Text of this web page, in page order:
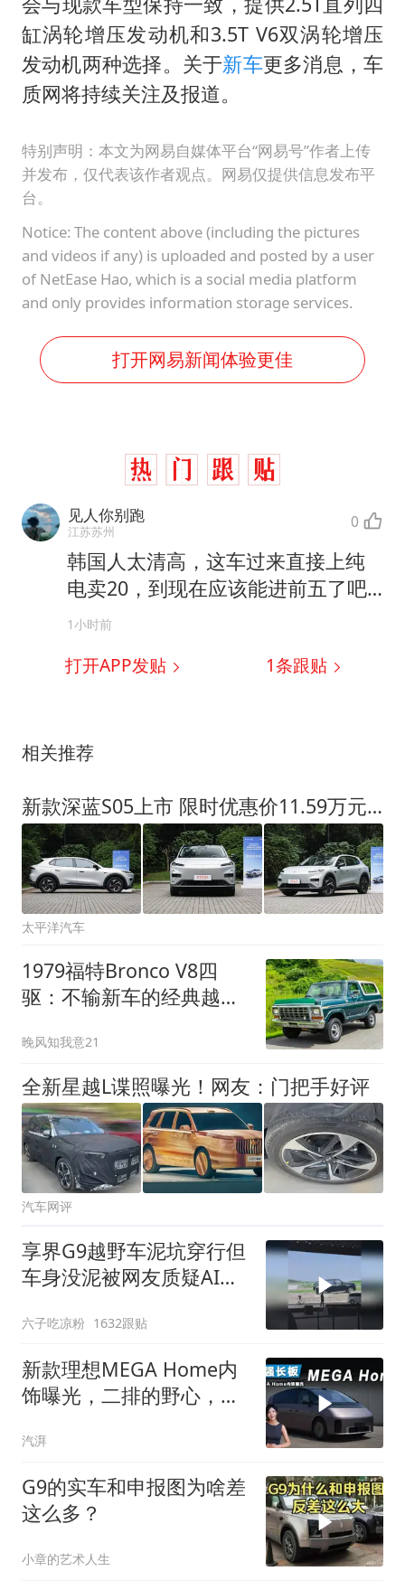
缸涡轮增压发动机和3.5T V6双涡轮增压
发动机两种选择。关于新车更多消息，车
质网将持续关注及报道。
特别声明：本文为网易自媒体平台“网易号”作者上传
并发布，仅代表该作者观点。网易仅提供信息发布平
台。
Notice: The content above (including the pictures
and videos if any) is uploaded and posted by a user
of NetEase Hao, which is a social media platform
and only provides information storage services.
打开网易新闻体验更佳
见人你别跑
江苏苏州 0
韩国人太清高，这车过来直接上纯
电卖20，到现在应该能进前五了吧…
1小时前
打开APP发贴 1条跟贴
相关推荐
新款深蓝S05上市 限时优惠价11.59万元起
太平洋汽车
1979福特Bronco V8四
驱：不输新车的经典越野
晚风知我意21
全新星越L谍照曝光！网友：门把手好评
汽车网评
享界G9越野车泥坑穿行但
车身没泥被网友质疑AI，
六子吃凉粉 1632跟贴
新款理想MEGA Home内
饰曝光，二排的野心，不
汽湃
G9的实车和申报图为啥差
这么多？
小章的艺术人生